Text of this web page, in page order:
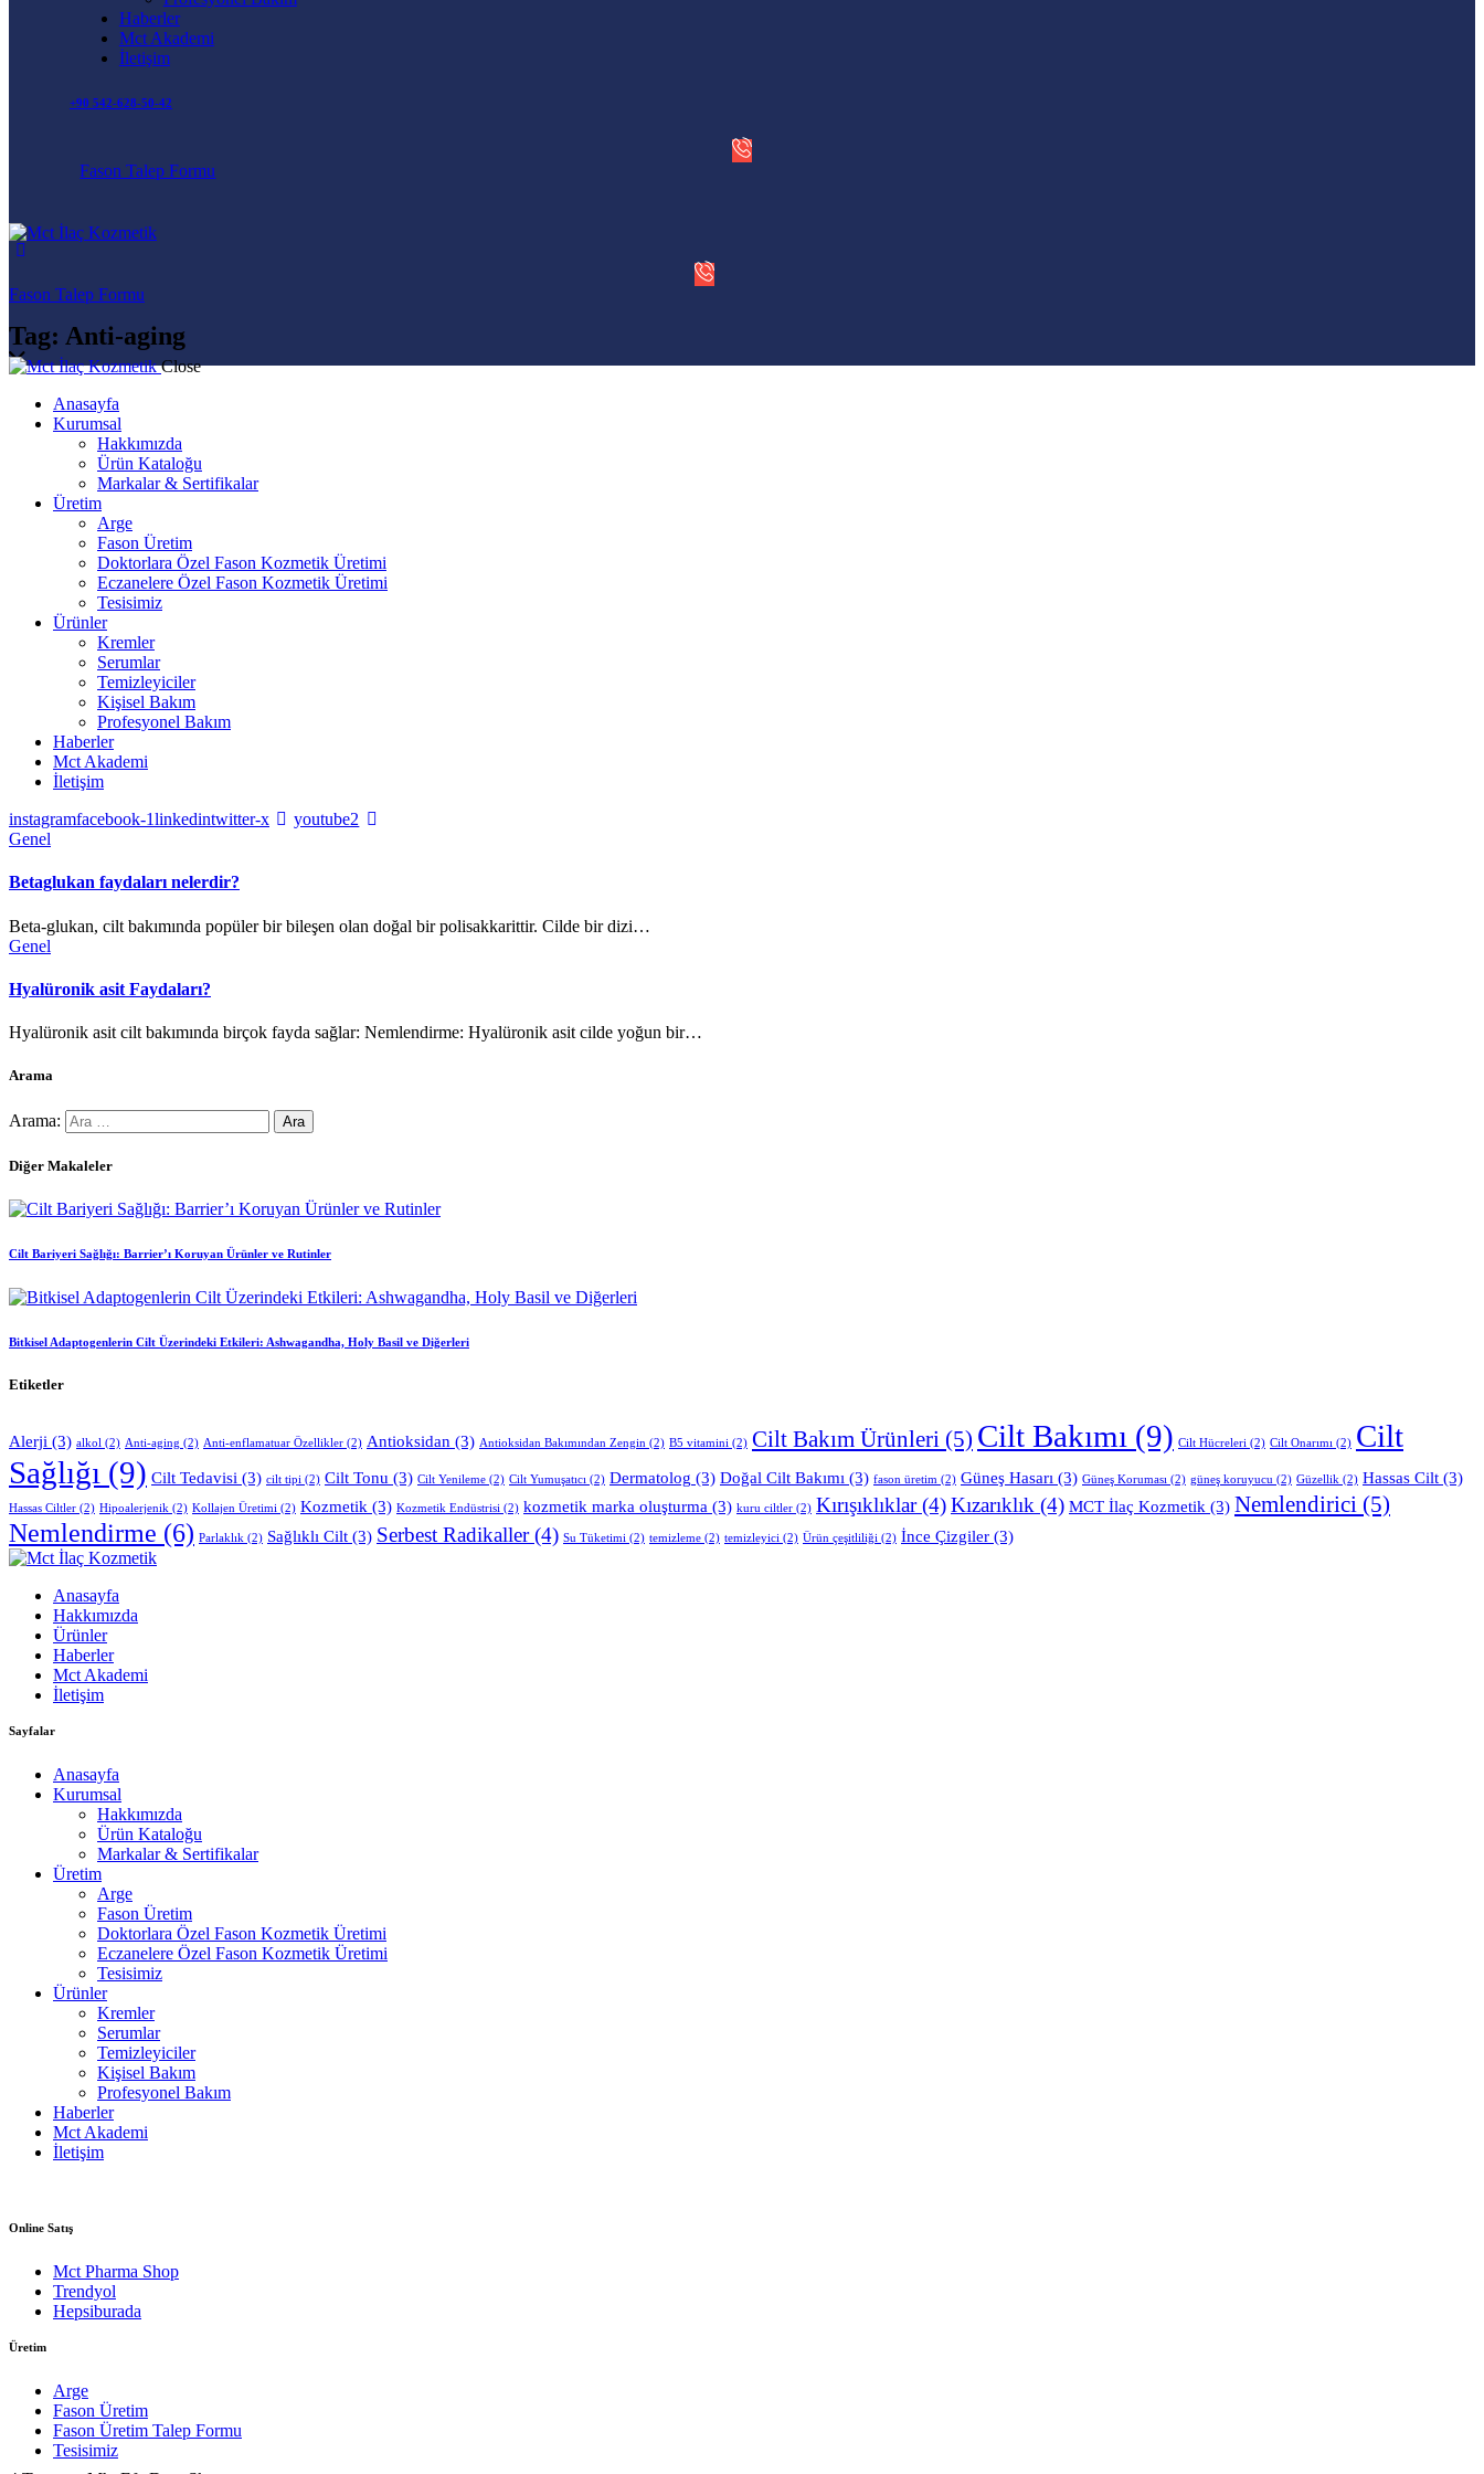
Haberler
Mct Akademi
İletişim
+90 542-628-50-42
Fason Talep Formu
Fason Talep Formu
Tag: Anti-aging
Close
Anasayfa
Kurumsal
Hakkımızda
Ürün Kataloğu
Markalar & Sertifikalar
Üretim
Arge
Fason Üretim
Doktorlara Özel Fason Kozmetik Üretimi
Eczanelere Özel Fason Kozmetik Üretimi
Tesisimiz
Ürünler
Kremler
Serumlar
Temizleyiciler
Kişisel Bakım
Profesyonel Bakım
Haberler
Mct Akademi
İletişim
instagramfacebook-1linkedintwitter-x
youtube2
Genel
Betaglukan faydaları nelerdir?
Beta-glukan, cilt bakımında popüler bir bileşen olan doğal bir polisakkarittir. Cilde bir dizi…
Genel
Hyalüronik asit Faydaları?
Hyalüronik asit cilt bakımında birçok fayda sağlar: Nemlendirme: Hyalüronik asit cilde yoğun bir…
Arama
Arama:
Diğer Makaleler
Cilt Bariyeri Sağlığı: Barrier’ı Koruyan Ürünler ve Rutinler
Bitkisel Adaptogenlerin Cilt Üzerindeki Etkileri: Ashwagandha, Holy Basil ve Diğerleri
Etiketler
Alerji (3) alkol (2) Anti-aging (2) Anti-enflamatuar Özellikler (2) Antioksidan (3) Antioksidan Bakımından Zengin (2) B5 vitamini (2) Cilt Bakım Ürünleri (5) Cilt Bakımı (9) Cilt Hücreleri (2) Cilt Onarımı (2) Cilt
Sağlığı (9) Cilt Tedavisi (3) cilt tipi (2) Cilt Tonu (3) Cilt Yenileme (2) Cilt Yumuşatıcı (2) Dermatolog (3) Doğal Cilt Bakımı (3) fason üretim (2) Güneş Hasarı (3) Güneş Koruması (2) güneş koruyucu (2) Güzellik (2) Hassas Cilt (3)
Hassas Ciltler (2) Hipoalerjenik (2) Kollajen Üretimi (2) Kozmetik (3) Kozmetik Endüstrisi (2) kozmetik marka oluşturma (3) kuru ciltler (2) Kırışıklıklar(4)Kızarıklık (4) MCT İlaç Kozmetik (3) Nemlendirici (5)
Nemlendirme (6) Parlaklık (2) Sağlıklı Cilt (3) Serbest Radikaller(4) Su Tüketimi (2) temizleme (2) temizleyici (2) Ürün çeşitliliği (2) İnce Çizgiler (3)
Anasayfa
Hakkımızda
Ürünler
Haberler
Mct Akademi
İletişim
Sayfalar
Anasayfa
Kurumsal
Hakkımızda
Ürün Kataloğu
Markalar & Sertifikalar
Üretim
Arge
Fason Üretim
Doktorlara Özel Fason Kozmetik Üretimi
Eczanelere Özel Fason Kozmetik Üretimi
Tesisimiz
Ürünler
Kremler
Serumlar
Temizleyiciler
Kişisel Bakım
Profesyonel Bakım
Haberler
Mct Akademi
İletişim
Online Satış
Mct Pharma Shop
Trendyol
Hepsiburada
Üretim
Arge
Fason Üretim
Fason Üretim Talep Formu
Tesisimiz